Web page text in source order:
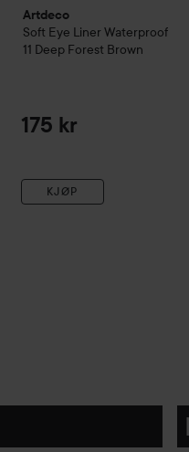
Artdeco
Soft Eye Liner Waterproof
11 Deep Forest Brown
175 kr
KJØP